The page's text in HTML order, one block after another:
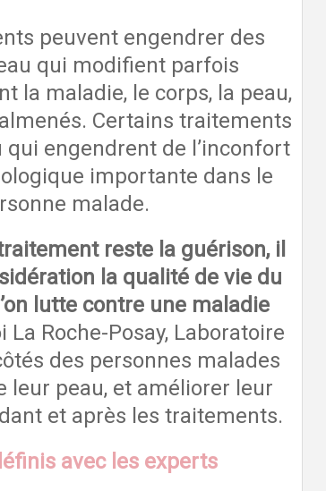
peuvent engendrer des
qui modifient parfois
la maladie, le corps, la peau,
Certains traitements
engendrent de l’inconfort
importante dans le
malade.
reste la guérison, il
la qualité de vie du
lutte contre une maladie
La Roche-Posay, Laboratoire
des personnes malades
leur peau, et améliorer leur
et après les traitements.
avec les experts